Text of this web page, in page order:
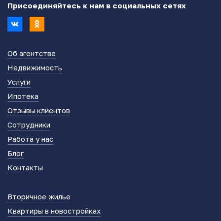
Присоединяйтесь к нам в социальных сетях
Об агентстве
Недвижимость
Услуги
Ипотека
Отзывы клиентов
Сотрудники
Работа у нас
Блог
Контакты
Вторичное жилье
Квартиры в новостройках